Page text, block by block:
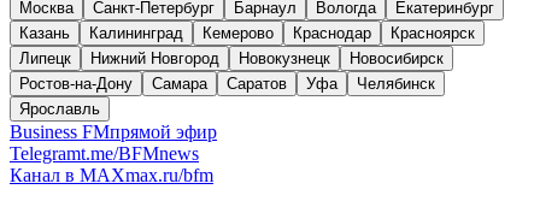
Москва Санкт-Петербург Барнаул Вологда
Екатеринбург
Казань
Калининград Кемерово Краснодар
Красноярск
Липецк
Нижний Новгород Новокузнецк
Новосибирск
Ростов-на-Дону
Самара Саратов Уфа
Челябинск
Ярославль
Business FMпрямой эфир
Telegramt.me/BFMnews
Канал в MAXmax.ru/bfm